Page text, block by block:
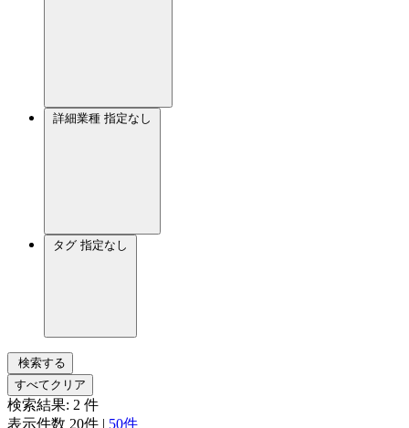
詳細業種 指定なし
タグ 指定なし
検索する
すべてクリア
検索結果: 2 件
表示件数 20件 | 50件